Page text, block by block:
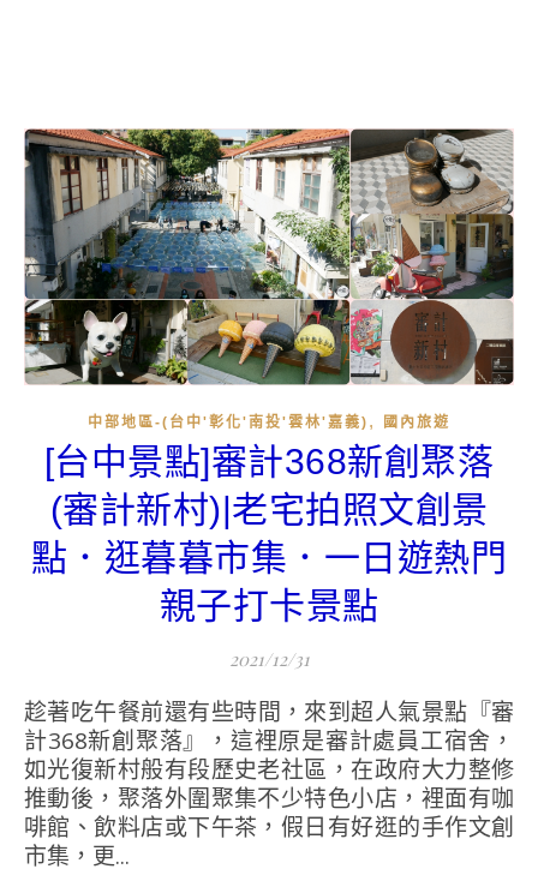
中部地區-(台中'彰化'南投'雲林'嘉義) , 國內旅遊
[台中景點]審計368新創聚落
(審計新村)|老宅拍照文創景
點．逛暮暮市集．一日遊熱門
親子打卡景點
2021/12/31
趁著吃午餐前還有些時間，來到超人氣景點『審
計368新創聚落』，這裡原是審計處員工宿舍，
如光復新村般有段歷史老社區，在政府大力整修
推動後，聚落外圍聚集不少特色小店，裡面有咖
啡館、飲料店或下午茶，假日有好逛的手作文創
市集，更...